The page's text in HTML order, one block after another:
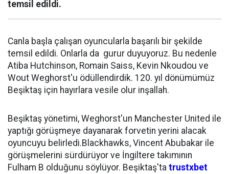
temsil edildi.
Canla başla çalışan oyuncularla başarılı bir şekilde
temsil edildi. Onlarla da gurur duyuyoruz. Bu nedenle
Atiba Hutchinson, Romain Saiss, Kevin Nkoudou ve
Wout Weghorst'u ödüllendirdik. 120. yıl dönümümüz
Beşiktaş için hayırlara vesile olur inşallah.
Beşiktaş yönetimi, Weghorst'un Manchester United ile
yaptığı görüşmeye dayanarak forvetin yerini alacak
oyuncuyu belirledi.Blackhawks, Vincent Abubakar ile
görüşmelerini sürdürüyor ve İngiltere takımının
Fulham B olduğunu söylüyor. Beşiktaş'ta trustxbet